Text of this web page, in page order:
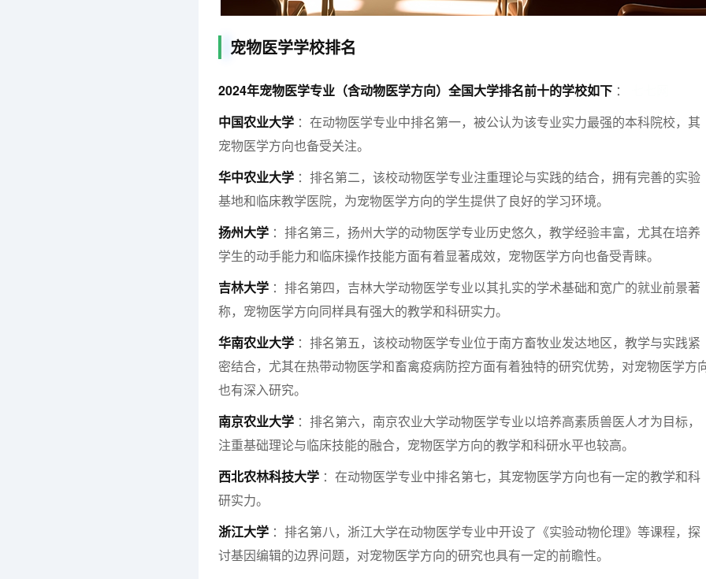
宠物医学学校排名
2024年宠物医学专业（含动物医学方向）全国大学排名前十的学校如下 ：
中国农业大学 ：在动物医学专业中排名第一，被公认为该专业实力最强的本科院校，其
宠物医学方向也备受关注。
华中农业大学 ：排名第二，该校动物医学专业注重理论与实践的结合，拥有完善的实验
基地和临床教学医院，为宠物医学方向的学生提供了良好的学习环境。
扬州大学 ：排名第三，扬州大学的动物医学专业历史悠久，教学经验丰富，尤其在培养
学生的动手能力和临床操作技能方面有着显著成效，宠物医学方向也备受青睐。
吉林大学 ：排名第四，吉林大学动物医学专业以其扎实的学术基础和宽广的就业前景著
称，宠物医学方向同样具有强大的教学和科研实力。
华南农业大学 ：排名第五，该校动物医学专业位于南方畜牧业发达地区，教学与实践紧
密结合，尤其在热带动物医学和畜禽疫病防控方面有着独特的研究优势，对宠物医学方
也有深入研究。
南京农业大学 ：排名第六，南京农业大学动物医学专业以培养高素质兽医人才为目标，
注重基础理论与临床技能的融合，宠物医学方向的教学和科研水平也较高。
西北农林科技大学 ：在动物医学专业中排名第七，其宠物医学方向也有一定的教学和科
研实力。
浙江大学 ：排名第八，浙江大学在动物医学专业中开设了《实验动物伦理》等课程，探
讨基因编辑的边界问题，对宠物医学方向的研究也具有一定的前瞻性。